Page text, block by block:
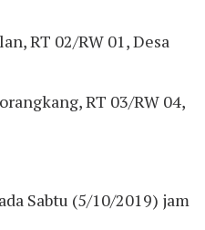
RT 02/RW 01, Desa
RT 03/RW 04,
Sabtu (5/10/2019) jam